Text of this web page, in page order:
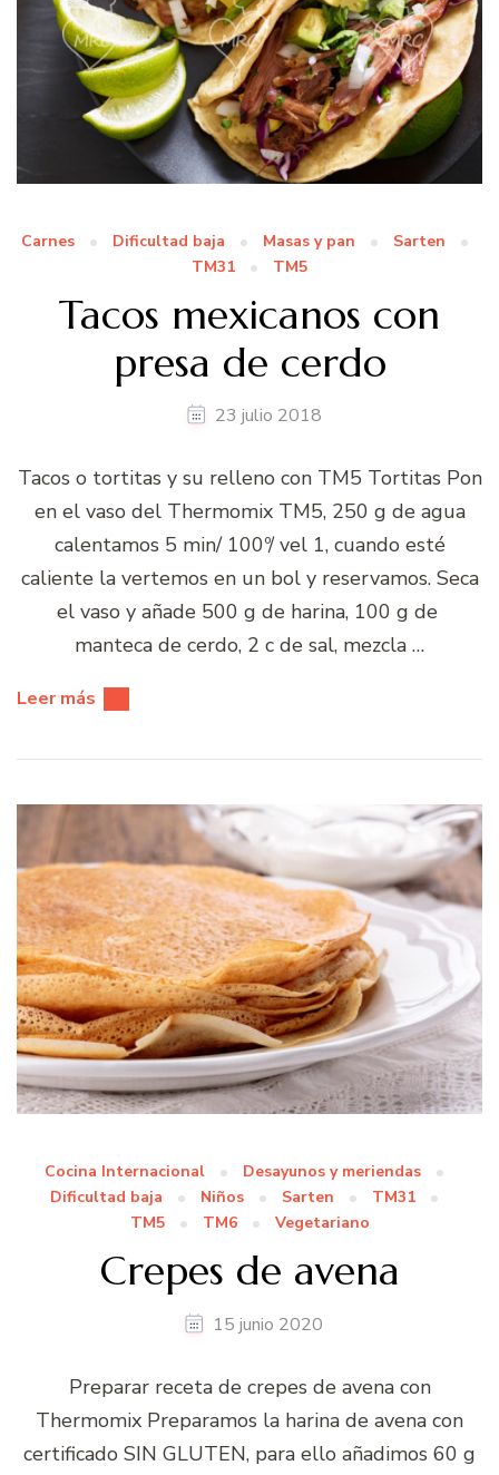
Carnes Dificultad baja Masas y pan
Sarten
TM31
TM5
Tacos mexicanos con
presa de cerdo
23 julio 2018
Tacos o tortitas y su relleno con TM5 Tortitas Pon
en el vaso del Thermomix TM5, 250 g de agua
calentamos 5 min/ 100º/ vel 1, cuando esté
caliente la vertemos en un bol y reservamos. Seca
el vaso y añade 500 g de harina, 100 g de
manteca de cerdo, 2 c de sal, mezcla …
Leer más
Cocina Internacional
Desayunos y meriendas
Dificultad baja
Niños Sarten
TM31
TM5
TM6 Vegetariano
Crepes de avena
15 junio 2020
Preparar receta de crepes de avena con
Thermomix Preparamos la harina de avena con
certificado SIN GLUTEN, para ello añadimos 60 g